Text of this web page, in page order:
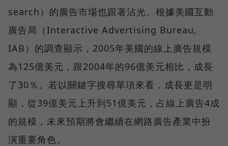
search）的廣告市場也跟著沾光。根據美國互動
廣告局（Interactive Advertising Bureau,
IAB）的調查顯示，2005年美國的線上廣告規模
為125億美元，跟2004年的96億美元相比，成長
了30％。若以關鍵字搜尋單項來看，成長更是明
顯，從39億美元上升到51億美元，占線上廣告4成
的規模，未來預期將會繼續在網路廣告產業中扮
演重要角色。